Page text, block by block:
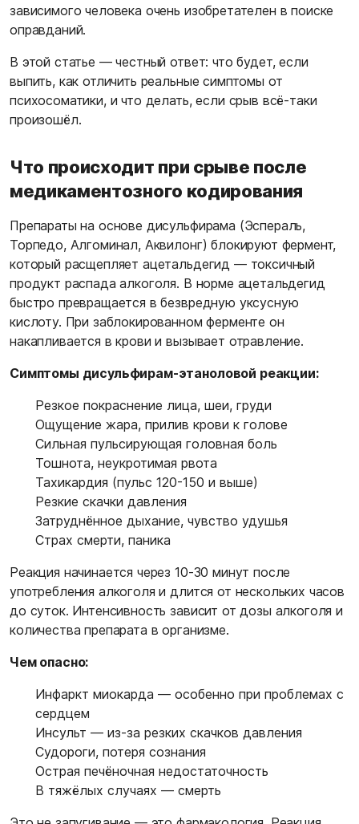
зависимого человека очень изобретателен в поиске
оправданий.
В этой статье — честный ответ: что будет, если
выпить, как отличить реальные симптомы от
психосоматики, и что делать, если срыв всё-таки
произошёл.
Что происходит при срыве после
медикаментозного кодирования
Препараты на основе дисульфирама (Эспераль,
Торпедо, Алгоминал, Аквилонг) блокируют фермент,
который расщепляет ацетальдегид — токсичный
продукт распада алкоголя. В норме ацетальдегид
быстро превращается в безвредную уксусную
кислоту. При заблокированном ферменте он
накапливается в крови и вызывает отравление.
Симптомы дисульфирам-этаноловой реакции:
Резкое покраснение лица, шеи, груди
Ощущение жара, прилив крови к голове
Сильная пульсирующая головная боль
Тошнота, неукротимая рвота
Тахикардия (пульс 120-150 и выше)
Резкие скачки давления
Затруднённое дыхание, чувство удушья
Страх смерти, паника
Реакция начинается через 10-30 минут после
употребления алкоголя и длится от нескольких часов
до суток. Интенсивность зависит от дозы алкоголя и
количества препарата в организме.
Чем опасно:
Инфаркт миокарда — особенно при проблемах с
сердцем
Инсульт — из-за резких скачков давления
Судороги, потеря сознания
Острая печёночная недостаточность
В тяжёлых случаях — смерть